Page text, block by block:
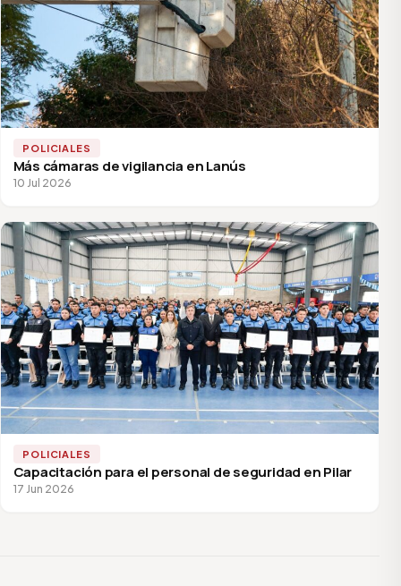
POLICIALES
Más cámaras de vigilancia en Lanús
10 Jul 2026
POLICIALES
Capacitación para el personal de seguridad en Pilar
17 Jun 2026